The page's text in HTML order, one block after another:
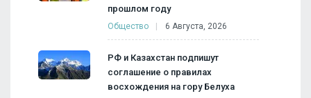
прошлом году
Общество 6 Августа, 2026
РФ и Казахстан подпишут
соглашение о правилах
восхождения на гору Белуха